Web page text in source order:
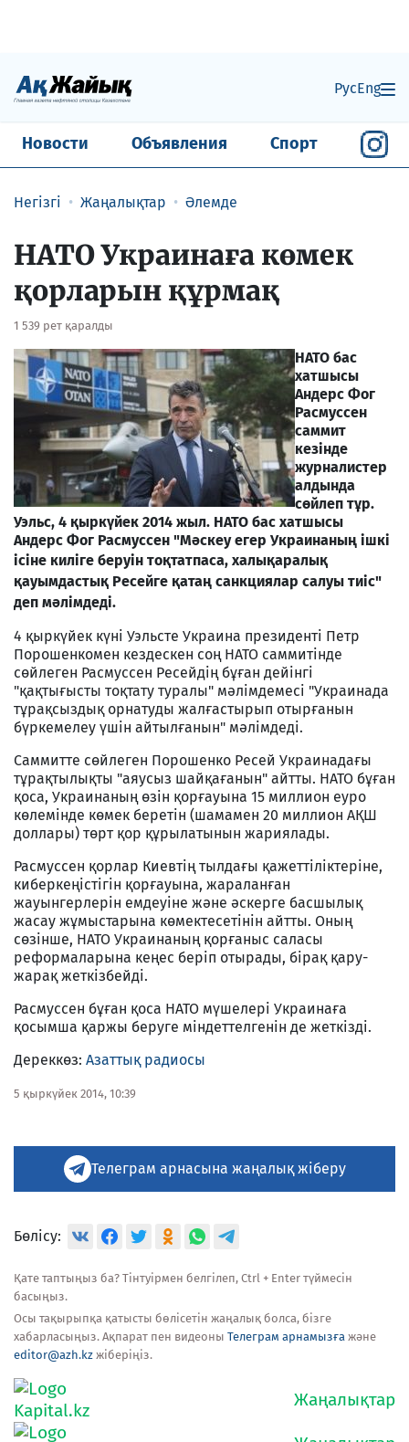
РусEng
Новости Объявления Спорт
Негізгі Жаңалықтар Әлемде
НАТО Украинаға көмек
қорларын құрмақ
1 539 рет қаралды
НАТО бас
хатшысы
Андерс Фог
Расмуссен
саммит
кезінде
журналистер
алдында
сөйлеп тұр.
Уэльс, 4 қыркүйек 2014 жыл. НАТО бас хатшысы
Андерс Фог Расмуссен "Мәскеу егер Украинаның ішкі
ісіне киліге беруін тоқтатпаса, халықаралық
қауымдастық Ресейге қатаң санкциялар салуы тиіс"
деп мәлімдеді.
4 қыркүйек күні Уэльсте Украина президенті Петр
Порошенкомен кездескен соң НАТО саммитінде
сөйлеген Расмуссен Ресейдің бұған дейінгі
"қақтығысты тоқтату туралы" мәлімдемесі "Украинада
тұрақсыздық орнатуды жалғастырып отырғанын
бүркемелеу үшін айтылғанын" мәлімдеді.
Саммитте сөйлеген Порошенко Ресей Украинадағы
тұрақтылықты "аяусыз шайқағанын" айтты. НАТО бұған
қоса, Украинаның өзін қорғауына 15 миллион еуро
көлемінде көмек беретін (шамамен 20 миллион АҚШ
доллары) төрт қор құрылатынын жариялады.
Расмуссен қорлар Киевтің тылдағы қажеттіліктеріне,
киберкеңістігін қорғауына, жараланған
жауынгерлерін емдеуіне және әскерге басшылық
жасау жұмыстарына көмектесетінін айтты. Оның
сөзінше, НАТО Украинаның қорғаныс саласы
реформаларына кеңес беріп отырады, бірақ қару-
жарақ жеткізбейді.
Расмуссен бұған қоса НАТО мүшелері Украинаға
қосымша қаржы беруге міндеттелгенін де жеткізді.
Дереккөз: Азаттық радиосы
5 қыркүйек 2014, 10:39
Телеграм арнасына жаңалық жіберу
Бөлісу:
Қате таптыңыз ба? Тінтуірмен белгілеп, Ctrl + Enter түймесін
басыңыз.
Осы тақырыпқа қатысты бөлісетін жаңалық болса, бізге
хабарласыңыз. Ақпарат пен видеоны Телеграм арнамызға және
editor@azh.kz жіберіңіз.